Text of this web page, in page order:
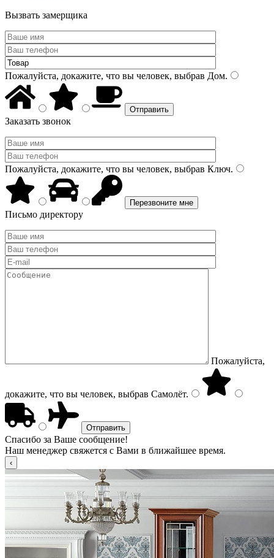
Вызвать замерщика
Пожалуйста, докажите, что вы человек, выбрав Дом.
Заказать звонок
Пожалуйста, докажите, что вы человек, выбрав Ключ.
Письмо директору
Пожалуйста,
докажите, что вы человек, выбрав Самолёт.
Спасибо за Ваше сообщение!
Наш менеджер свяжется с Вами в ближайшее время.